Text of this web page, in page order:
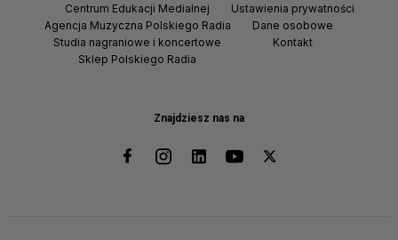
Znajdziesz nas na
Centrum Edukacji Medialnej
Agencja Muzyczna Polskiego Radia
Studia nagraniowe i koncertowe
Sklep Polskiego Radia
Ustawienia prywatności
Dane osobowe
Kontakt